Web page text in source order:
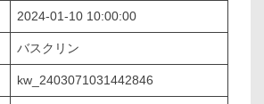
2024-01-10 10:00:00
バスクリン
kw_2403071031442846